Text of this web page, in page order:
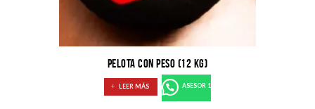
PELOTA CON PESO (12 KG)
LEER MÁS ASESOR 1